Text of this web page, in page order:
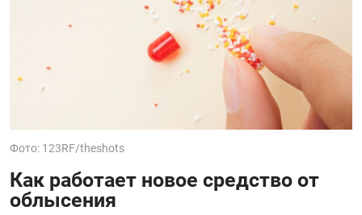
Фото: 123RF/theshots
Как работает новое средство от
облысения